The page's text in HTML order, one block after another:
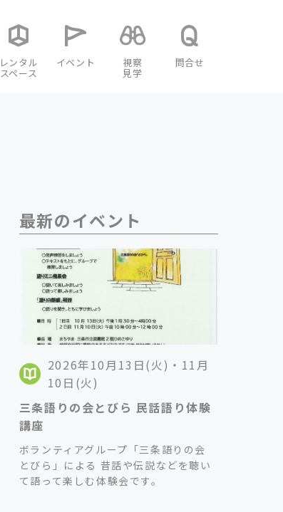
レンタル
スペース
イベント 視察
見学
問合せ
最新のイベント
2026年10月13日(火)・11月
10日(火)
三条語りの会とびら 民話語り体験
講座
ボランティアグループ「三条語りの会
とびら」による 昔話や伝説などを聴い
て語って楽しむ体験会です。